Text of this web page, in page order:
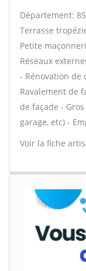
Département: 85
Terrasse
Petite
Réseaux
- Rénovation de
Ravalement de
de façade -
garage, etc) -
Voir la fiche